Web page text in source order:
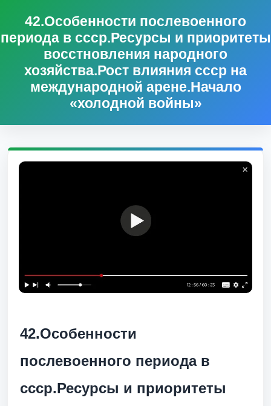
42.Особенности послевоенного
периода в ссср.Ресурсы и приоритеты
восстновления народного
хозяйства.Рост влияния ссср на
международной арене.Начало
«холодной войны»
42.Особенности
послевоенного периода в
ссср.Ресурсы и приоритеты